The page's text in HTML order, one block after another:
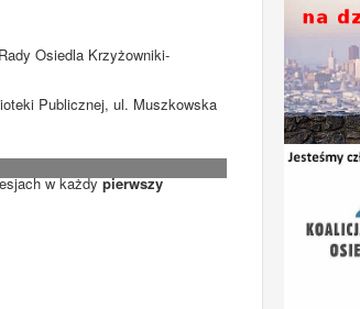
Osiedla Krzyżowniki-
Publicznej, ul. Muszkowska
w każdypierwszy